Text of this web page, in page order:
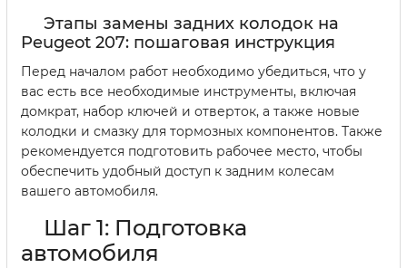
Этапы замены задних колодок на
Peugeot 207: пошаговая инструкция
Перед началом работ необходимо убедиться, что у
вас есть все необходимые инструменты, включая
домкрат, набор ключей и отверток, а также новые
колодки и смазку для тормозных компонентов. Также
рекомендуется подготовить рабочее место, чтобы
обеспечить удобный доступ к задним колесам
вашего автомобиля.
Шаг 1: Подготовка
автомобиля